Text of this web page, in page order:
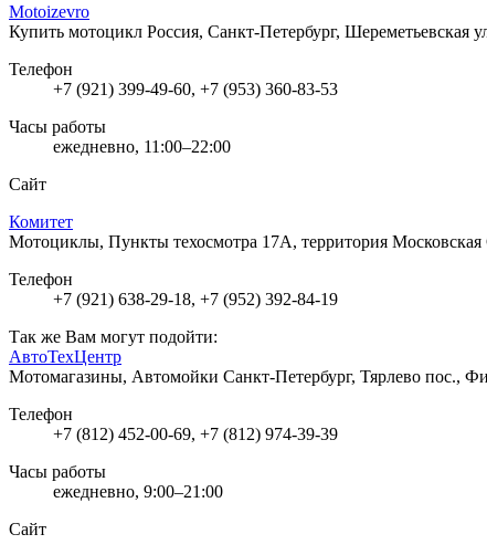
Motoizevro
Купить мотоцикл Россия, Санкт-Петербург, Шереметьевская
Телефон
+7 (921) 399-49-60, +7 (953) 360-83-53
Часы работы
ежедневно, 11:00–22:00
Сайт
Комитет
Мотоциклы, Пункты техосмотра 17А, территория
Телефон
+7 (921) 638-29-18, +7 (952) 392-84-19
Так же Вам могут подойти:
АвтоТехЦентр
Мотомагазины, Автомойки Санкт-Петербург, Тярлево пос.,
Телефон
+7 (812) 452-00-69, +7 (812) 974-39-39
Часы работы
ежедневно, 9:00–21:00
Сайт